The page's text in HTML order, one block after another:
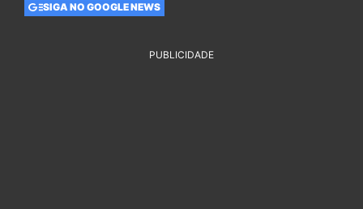
SIGA NO GOOGLE NEWS
PUBLICIDADE